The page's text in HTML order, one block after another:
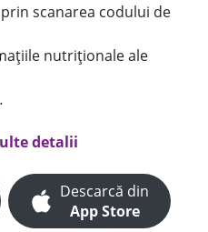
scanarea codului de
nutriționale ale
detalii
Descarcă din
App Store